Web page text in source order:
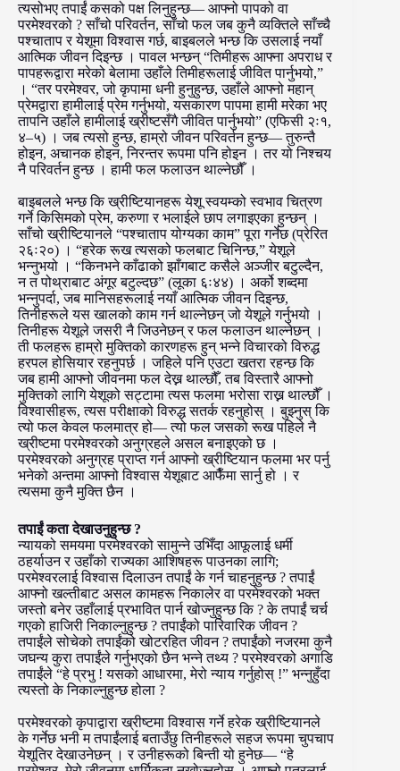
त्यसोभए तपाईं कसको पक्ष लिनुहुन्छ— आफ्नो पापको वा
परमेश्वरको ? साँचो परिवर्तन, साँचो फल जब कुनै व्यक्तिले साँच्चै
पश्चाताप र येशूमा विश्वास गर्छ, बाइबलले भन्छ कि उसलाई नयाँ
आत्मिक जीवन दिइन्छ । पावल भन्छन् “तिमीहरू आफ्ना अपराध र
पापहरूद्वारा मरेको बेलामा उहाँले तिमीहरूलाई जीवित पार्नुभयो,”
। “तर परमेश्वर, जो कृपामा धनी हुनुहुन्छ, उहाँले आफ्नो महान्
प्रेमद्वारा हामीलाई प्रेम गर्नुभयो, यसकारण पापमा हामी मरेका भए
तापनि उहाँले हामीलाई ख्रीष्टसँगै जीवित पार्नुभयो” (एफिसी २ः१,
४–५) । जब त्यसो हुन्छ, हाम्रो जीवन परिवर्तन हुन्छ— तुरुन्तै
होइन, अचानक होइन, निरन्तर रूपमा पनि होइन । तर यो निश्चय
नै परिवर्तन हुन्छ । हामी फल फलाउन थाल्नेछौँ ।
बाइबलले भन्छ कि ख्रीष्टियानहरू येशू स्वयम्को स्वभाव चित्रण
गर्ने किसिमको प्रेम, करुणा र भलाईले छाप लगाइएका हुन्छन् ।
साँचो ख्रीष्टियानले “पश्चाताप योग्यका काम” पूरा गर्नेछ (प्रेरित
२६ः२०) । “हरेक रूख त्यसको फलबाट चिनिन्छ,” येशूले
भन्नुभयो । “किनभने काँढाको झाँगबाट कसैले अञ्जीर बटुल्दैन,
न त पोथ्राबाट अंगूर बटुल्दछ” (लूका ६ः४४) । अर्को शब्दमा
भन्नुपर्दा, जब मानिसहरूलाई नयाँ आत्मिक जीवन दिइन्छ,
तिनीहरूले यस खालको काम गर्न थाल्नेछन् जो येशूले गर्नुभयो ।
तिनीहरू येशूले जसरी नै जिउनेछन् र फल फलाउन थाल्नेछन् ।
ती फलहरू हाम्रो मुक्तिको कारणहरू हुन् भन्ने विचारको विरुद्ध
हरपल होसियार रहनुपर्छ । जहिले पनि एउटा खतरा रहन्छ कि
जब हामी आफ्नो जीवनमा फल देख्न थाल्छौँ, तब विस्तारै आफ्नो
मुक्तिको लागि येशूको सट्टामा त्यस फलमा भरोसा राख्न थाल्छौँ ।
विश्वासीहरू, त्यस परीक्षाको विरुद्ध सतर्क रहनुहोस् । बुझ्नुस् कि
त्यो फल केवल फलमात्र हो— त्यो फल जसको रूख पहिले नै
ख्रीष्टमा परमेश्वरको अनुग्रहले असल बनाइएको छ ।
परमेश्वरको अनुग्रह प्राप्त गर्न आफ्नो ख्रीष्टियान फलमा भर पर्नु
भनेको अन्तमा आफ्नो विश्वास येशूबाट आफैँमा सार्नु हो । र
त्यसमा कुनै मुक्ति छैन ।
तपाईं कता देखाउनुहुन्छ ?
न्यायको समयमा परमेश्वरको सामुन्ने उभिँदा आफूलाई धर्मी
ठहर्याउन र उहाँको राज्यका आशिषहरू पाउनका लागि;
परमेश्वरलाई विश्वास दिलाउन तपाईं के गर्न चाहनुहुन्छ ? तपाईं
आफ्नो खल्तीबाट असल कामहरू निकालेर वा परमेश्वरको भक्त
जस्तो बनेर उहाँलाई प्रभावित पार्न खोज्नुहुन्छ कि ? के तपाईं चर्च
गएको हाजिरी निकाल्नुहुन्छ ? तपाईंको पारिवारिक जीवन ?
तपाईंले सोचेको तपाईंको खोटरहित जीवन ? तपाईंको नजरमा कुनै
जघन्य कुरा तपाईंले गर्नुभएको छैन भन्ने तथ्य ? परमेश्वरको अगाडि
तपाईंले “हे प्रभु ! यसको आधारमा, मेरो न्याय गर्नुहोस् !” भन्नुहुँदा
त्यस्तो के निकाल्नुहुन्छ होला ?
परमेश्वरको कृपाद्वारा ख्रीष्टमा विश्वास गर्ने हरेक ख्रीष्टियानले
के गर्नेछ भनी म तपाईंलाई बताउँछु तिनीहरूले सहज रूपमा चुपचाप
येशूतिर देखाउनेछन् । र उनीहरूको बिन्ती यो हुनेछ— “हे